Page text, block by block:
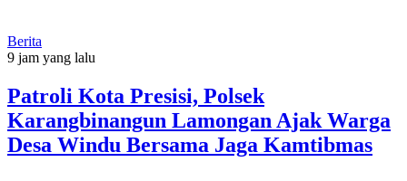
Berita
9 jam yang lalu
Patroli Kota Presisi, Polsek
Karangbinangun Lamongan Ajak Warga
Desa Windu Bersama Jaga Kamtibmas